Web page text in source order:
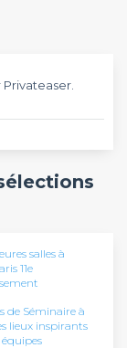
salles à
11e
de Séminaire à
lieux inspirants